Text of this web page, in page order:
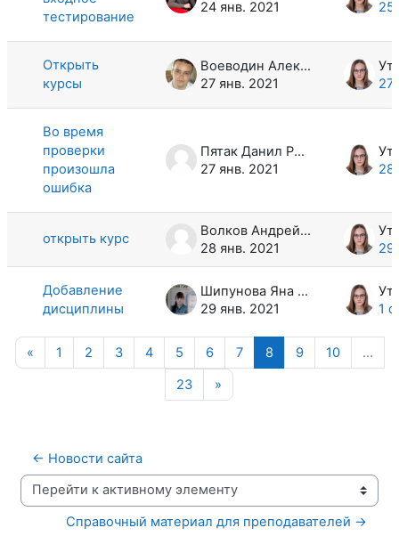
тестирование
24 янв. 2021
25
Открыть
курсы
Воеводин Александр Викторович
27 янв. 2021
27
Во время
проверки
произошла
ошибка
Пятак Данил Романович
27 янв. 2021
28
открыть курс
Волков Андрей Евгеньевич
28 янв. 2021
29
Добавление
дисциплины
Шипунова Яна Вячеславовна
29 янв. 2021
1
«Предыдущая страница
1 Страница 1
2Страница 2
3Страница 3
4Страница 4
5Страница 5
6Страница 6
7Страница 7
8Страница 8
9Страница 9
10
…
23Страница 23
»
← Новости сайта
Перейти к активному элементу
Справочный материал для преподавателей →